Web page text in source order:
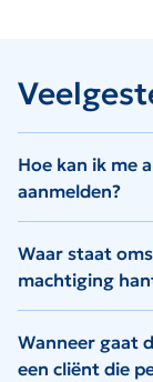
Hoe kan ik me
aanmelden?
Waar staat
machtiging
Wanneer gaat
een cliënt die